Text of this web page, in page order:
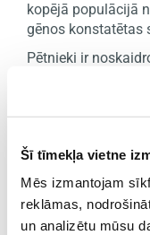
Šī tīmekļa vietne
Mēs izmantojam
reklāmas,
un analizētu mūsu
kopējā populācijā
gēnos konstatētas
Pētnieki ir
citi gēni un to
kāds viens
katrs veido nelielu
Par iedzimtu krūts
ģimenes
vismaz trīs pirmās
(māsas, mātes,
personai ir